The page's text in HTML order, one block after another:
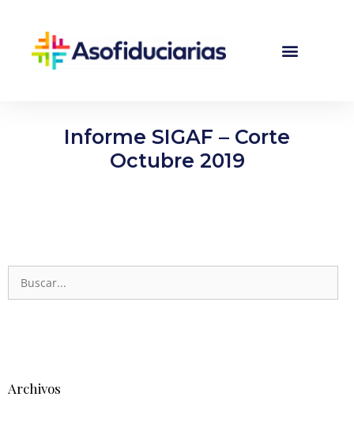
Informe SIGAF – Corte
Octubre 2019
Archivos